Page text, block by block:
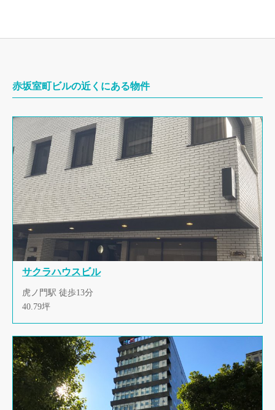
赤坂室町ビルの近くにある物件
サクラハウスビル
虎ノ門駅 徒歩13分
40.79坪